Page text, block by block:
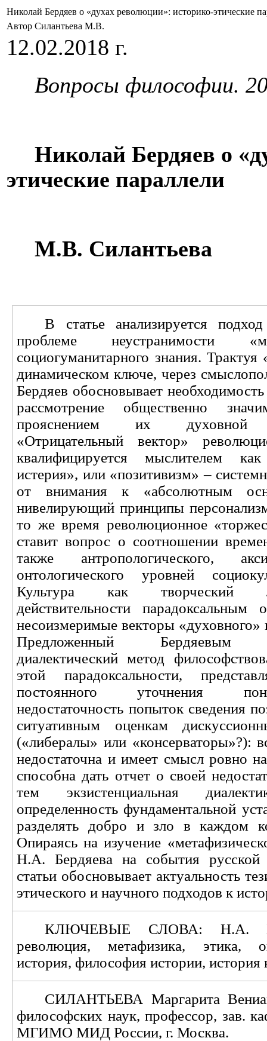
Николай Бердяев о «духах революции»: историко-этические
Автор Силантьева М.В.
12.02.2018 г.
Вопросы философии.
Николай Бердяев о
этические параллели
М.В. Силантьева
В статье анализируется
проблеме неустранимости
социогуманитарного знания.
динамическом ключе, через
Бердяев обосновывает
рассмотрение общественно
прояснением их духовной
«Отрицательный вектор»
квалифицируется мыслителем как
истерия», или «позитивизм» –
от внимания к «абсолютным
нивелирующий принципы
то же время революционное
ставит вопрос о соотношении
также антропологического,
онтологического уровней
Культура как творческий
действительности парадоксальным
несоизмеримые векторы «духовного»
Предложенный Бердяевым
диалектический метод
этой парадоксальности,
постоянного уточнения
недостаточность попыток сведения
ситуативным оценкам
(«либералы» или «консерваторы»?):
недостаточна и имеет смысл ровно
способна дать отчет о своей
тем экзистенциальная
определенность фундаментальной
разделять добро и зло в каждом
Опираясь на изучение
Н.А. Бердяева на события русской
статьи обосновывает актуальность
этического и научного подходов к
КЛЮЧЕВЫЕ СЛОВА: Н.А.
революция, метафизика, этика,
история, философия истории, история
СИЛАНТЬЕВА Маргарита
философских наук, профессор, зав.
МГИМО МИД России, г. Москва.